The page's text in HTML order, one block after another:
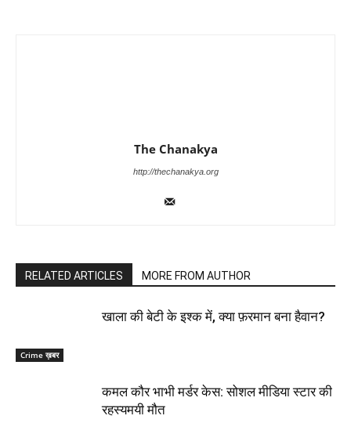
The Chanakya
http://thechanakya.org
RELATED ARTICLES MORE FROM AUTHOR
Crime ख़बर
खाला की बेटी के इश्क में, क्या फ़रमान बना हैवान?
कमल कौर भाभी मर्डर केस: सोशल मीडिया स्टार की
रहस्यमयी मौत